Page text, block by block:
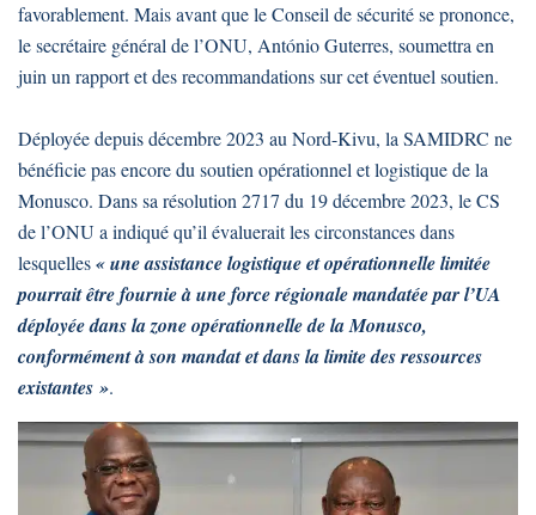
favorablement. Mais avant que le Conseil de sécurité se prononce,
le secrétaire général de l’ONU, António Guterres, soumettra en
juin un rapport et des recommandations sur cet éventuel soutien.
Déployée depuis décembre 2023 au Nord-Kivu, la SAMIDRC ne
bénéficie pas encore du soutien opérationnel et logistique de la
Monusco. Dans sa résolution 2717 du 19 décembre 2023, le CS
de l’ONU a indiqué qu’il évaluerait les circonstances dans
lesquelles« une assistance logistique et opérationnelle limitée
pourrait être fournie à une force régionale mandatée par l’UA
déployée dans la zone opérationnelle de la Monusco,
conformément à son mandat et dans la limite des ressources
existantes ».